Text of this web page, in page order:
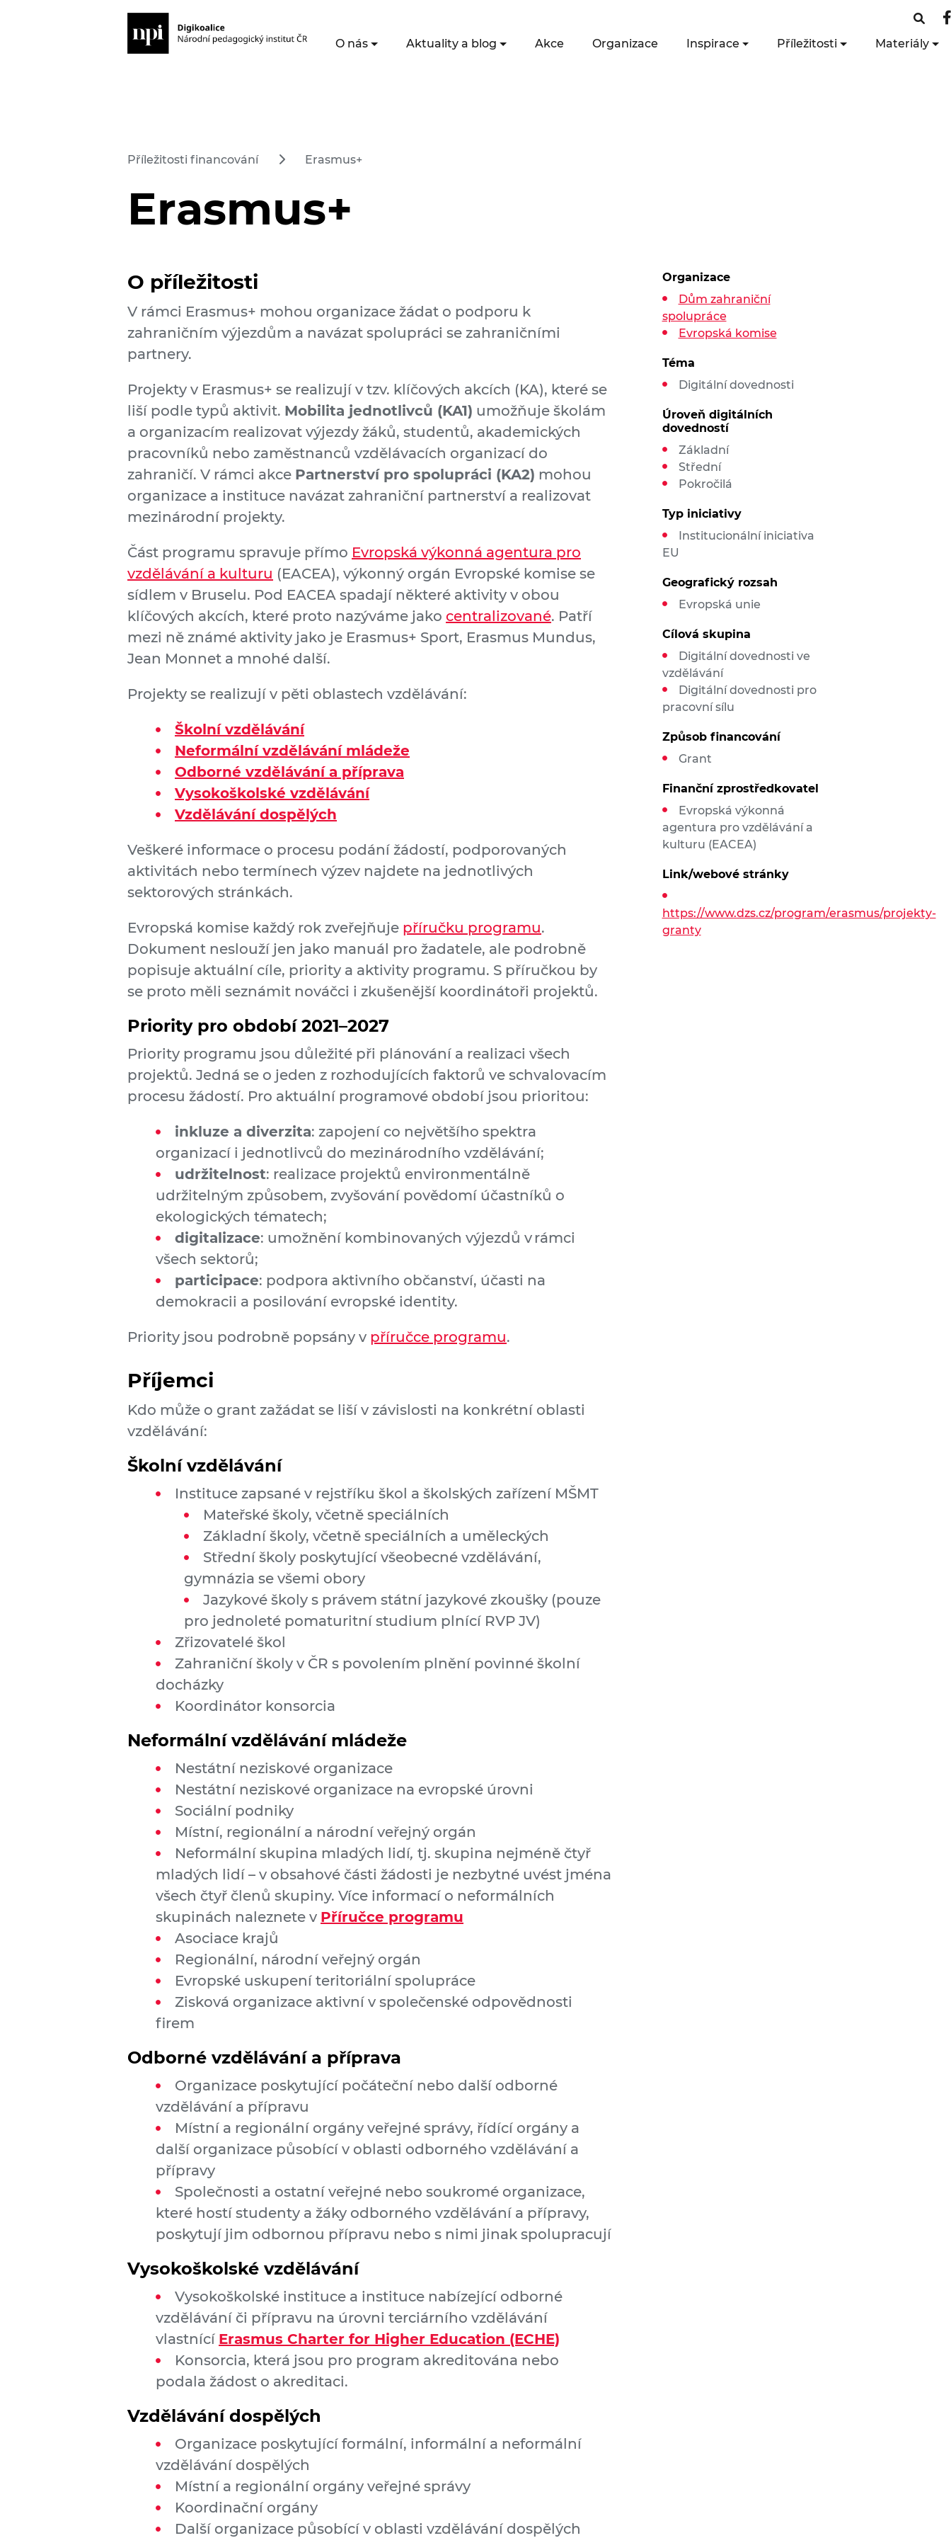
O nás Aktuality a blog Akce Organizace Inspirace Příležitosti Materiály
Příležitosti financování Erasmus+
Erasmus+
O příležitosti
V rámci Erasmus+ mohou organizace žádat o podporu k
zahraničním výjezdům a navázat spolupráci se zahraničními
partnery.
Projekty v Erasmus+ se realizují v tzv. klíčových akcích (KA), které se
liší podle typů aktivit. Mobilita jednotlivců (KA1) umožňuje školám
a organizacím realizovat výjezdy žáků, studentů, akademických
pracovníků nebo zaměstnanců vzdělávacích organizací do
zahraničí. V rámci akce Partnerství pro spolupráci (KA2) mohou
organizace a instituce navázat zahraniční partnerství a realizovat
mezinárodní projekty.
Část programu spravuje přímo Evropská výkonná agentura pro
vzdělávání a kulturu (EACEA), výkonný orgán Evropské komise se
sídlem v Bruselu. Pod EACEA spadají některé aktivity v obou
klíčových akcích, které proto nazýváme jako centralizované. Patří
mezi ně známé aktivity jako je Erasmus+ Sport, Erasmus Mundus,
Jean Monnet a mnohé další.
Projekty se realizují v pěti oblastech vzdělávání:
Školní vzdělávání
Neformální vzdělávání mládeže
Odborné vzdělávání a příprava
Vysokoškolské vzdělávání
Vzdělávání dospělých
Veškeré informace o procesu podání žádostí, podporovaných
aktivitách nebo termínech výzev najdete na jednotlivých
sektorových stránkách.
Evropská komise každý rok zveřejňuje příručku programu.
Dokument neslouží jen jako manuál pro žadatele, ale podrobně
popisuje aktuální cíle, priority a aktivity programu. S příručkou by
se proto měli seznámit nováčci i zkušenější koordinátoři projektů.
Priority pro období 2021–2027
Priority programu jsou důležité při plánování a realizaci všech
projektů. Jedná se o jeden z rozhodujících faktorů ve schvalovacím
procesu žádostí. Pro aktuální programové období jsou prioritou:
inkluze a diverzita: zapojení co největšího spektra
organizací i jednotlivců do mezinárodního vzdělávání;
udržitelnost: realizace projektů environmentálně
udržitelným způsobem, zvyšování povědomí účastníků o
ekologických tématech;
digitalizace: umožnění kombinovaných výjezdů v rámci
všech sektorů;
participace: podpora aktivního občanství, účasti na
demokracii a posilování evropské identity.
Priority jsou podrobně popsány v příručce programu.
Příjemci
Kdo může o grant zažádat se liší v závislosti na konkrétní oblasti
vzdělávání:
Školní vzdělávání
Instituce zapsané v rejstříku škol a školských zařízení MŠMT
Mateřské školy, včetně speciálních
Základní školy, včetně speciálních a uměleckých
Střední školy poskytující všeobecné vzdělávání,
gymnázia se všemi obory
Jazykové školy s právem státní jazykové zkoušky (pouze
pro jednoleté pomaturitní studium plnící RVP JV)
Zřizovatelé škol
Zahraniční školy v ČR s povolením plnění povinné školní
docházky
Koordinátor konsorcia
Neformální vzdělávání mládeže
Nestátní neziskové organizace
Nestátní neziskové organizace na evropské úrovni
Sociální podniky
Místní, regionální a národní veřejný orgán
Neformální skupina mladých lidí, tj. skupina nejméně čtyř
mladých lidí – v obsahové části žádosti je nezbytné uvést jména
všech čtyř členů skupiny. Více informací o neformálních
skupinách naleznete v Příručce programu
Asociace krajů
Regionální, národní veřejný orgán
Evropské uskupení teritoriální spolupráce
Zisková organizace aktivní v společenské odpovědnosti
firem
Odborné vzdělávání a příprava
Organizace poskytující počáteční nebo další odborné
vzdělávání a přípravu
Místní a regionální orgány veřejné správy, řídící orgány a
další organizace působící v oblasti odborného vzdělávání a
přípravy
Společnosti a ostatní veřejné nebo soukromé organizace,
které hostí studenty a žáky odborného vzdělávání a přípravy,
poskytují jim odbornou přípravu nebo s nimi jinak spolupracují
Vysokoškolské vzdělávání
Vysokoškolské instituce a instituce nabízející odborné
vzdělávání či přípravu na úrovni terciárního vzdělávání
vlastnící Erasmus Charter for Higher Education (ECHE)
Konsorcia, která jsou pro program akreditována nebo
podala žádost o akreditaci.
Vzdělávání dospělých
Organizace poskytující formální, informální a neformální
vzdělávání dospělých
Místní a regionální orgány veřejné správy
Koordinační orgány
Další organizace působící v oblasti vzdělávání dospělých
Organizace
Dům zahraniční
spolupráce
Evropská komise
Téma
Digitální dovednosti
Úroveň digitálních
dovedností
Základní
Střední
Pokročilá
Typ iniciativy
Institucionální iniciativa
EU
Geografický rozsah
Evropská unie
Cílová skupina
Digitální dovednosti ve
vzdělávání
Digitální dovednosti pro
pracovní sílu
Způsob financování
Grant
Finanční zprostředkovatel
Evropská výkonná
agentura pro vzdělávání a
kulturu (EACEA)
Link/webové stránky
https://www.dzs.cz/program/erasmus/projekty-
granty